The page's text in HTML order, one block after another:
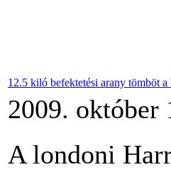
12.5 kiló befektetési arany tömböt a
2009. október
A londoni